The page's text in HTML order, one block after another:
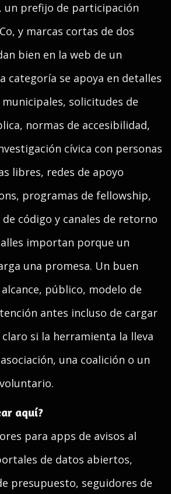
un prefijo de participación
y marcas cortas de dos
bien en la web de un
categoría se apoya en detalles
solicitudes de
normas de accesibilidad,
cívica con personas
libres, redes de apoyo
programas de fellowship,
código y canales de retorno
importan porque un
una promesa. Un buen
público, modelo de
antes incluso de cargar
claro si la herramienta la lleva
una coalición o un
aquí?
para apps de avisos al
de datos abiertos,
presupuesto, seguidores de